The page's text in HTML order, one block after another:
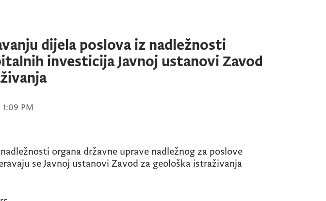
dijela poslova iz nadležnosti
investicija Javnoj ustanovi Zavod
1:09 PM
organa državne uprave nadležnog za poslove
se Javnoj ustanovi Zavod za geološka istraživanja